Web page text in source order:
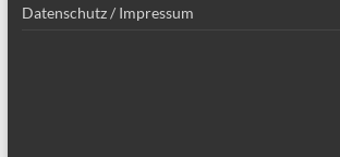
Datenschutz / Impressum